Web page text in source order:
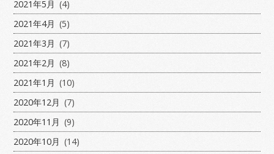
2021年5月 (4)
2021年4月 (5)
2021年3月 (7)
2021年2月 (8)
2021年1月 (10)
2020年12月 (7)
2020年11月 (9)
2020年10月 (14)